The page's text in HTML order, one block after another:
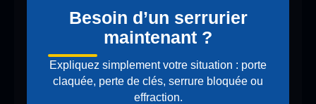
Besoin d’un serrurier
maintenant ?
Expliquez simplement votre situation : porte
claquée, perte de clés, serrure bloquée ou
effraction.